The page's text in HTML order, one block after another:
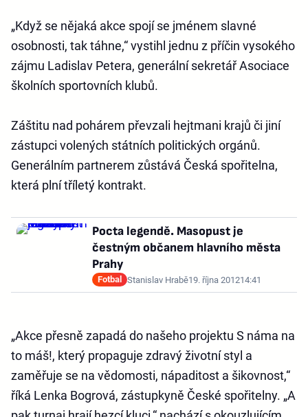
„Když se nějaká akce spojí se jménem slavné
osobnosti, tak táhne,“ vystihl jednu z příčin vysokého
zájmu Ladislav Petera, generální sekretář Asociace
školních sportovních klubů.
Záštitu nad pohárem převzali hejtmani krajů či jiní
zástupci volených státních politických orgánů.
Generálním partnerem zůstává Česká spořitelna,
která plní tříletý kontrakt.
Pocta legendě. Masopust je
čestným občanem hlavního města
Prahy
Fotbal Stanislav Hrabě19. října 201214:41
„Akce přesně zapadá do našeho projektu S náma na
to máš!, který propaguje zdravý životní styl a
zaměřuje se na vědomosti, nápaditost a šikovnost,“
říká Lenka Bogrová, zástupkyně České spořitelny. „A